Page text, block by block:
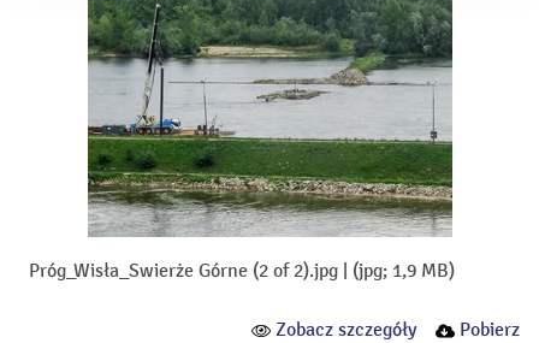
Próg_Wisła_Swierże Górne (2 of 2).jpg (jpg; 1,9 MB)
Zobacz szczegóły Pobierz